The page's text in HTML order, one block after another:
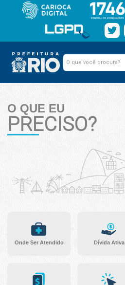
O QUE EU
PRECISO?
Onde Ser Atendido Dívida Ativa